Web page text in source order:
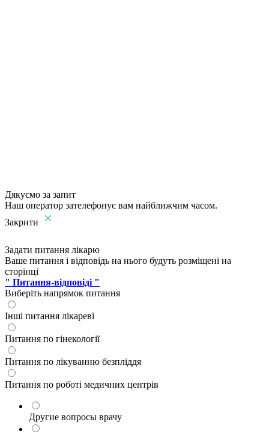
Дякуємо за запит
Наш оператор зателефонує вам найближчим часом.
Закрити
Задати питання лікарю
Ваше питання і відповідь на нього будуть розміщені на
сторінці
" Питання-відповіді "
Виберіть напрямок питання
Інші питання лікареві
Питання по гінекології
Питання по лікуванню безпліддя
Питання по роботі медичних центрів
Другие вопросы врачу